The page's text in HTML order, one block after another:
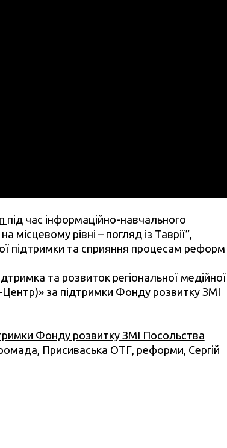
під час інформаційно-навчального
рівні – погляд із Таврії”,
підтримки та сприяння процесам реформ
та розвиток регіональної медійної
за підтримки Фонду розвитку ЗМІ
Фонду розвитку ЗМІ Посольства
Присиваська ОТГ, реформи Сергій